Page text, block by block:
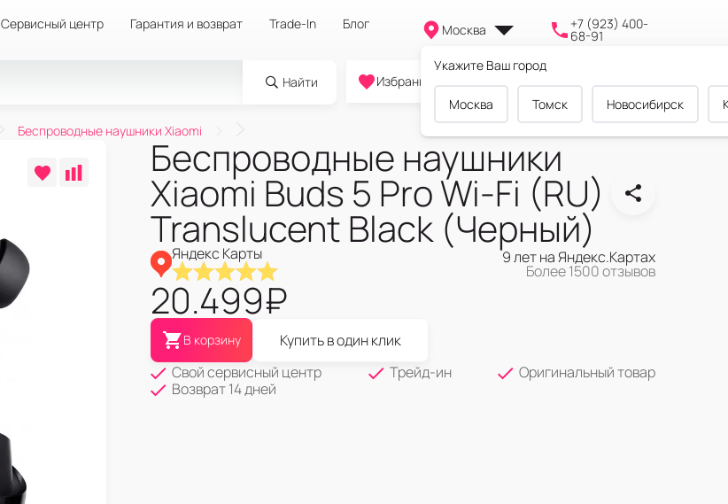
Сервисный центр Гарантия и возврат Trade-In Блог Москва
Укажите Ваш город
Москва Томск Новосибирск
+7 (923) 400-
68-91
Найти
0
Избранное Cравнение Корзина
Беспроводные наушники Xiaomi
Беспроводные наушники
Xiaomi Buds 5 Pro Wi-Fi (RU)
Translucent Black (Черный)
Яндекс Карты 9 лет на Яндекс.Картах
Более 1500 отзывов
20.499₽
В корзину
Купить в один клик
Свой сервисный центр
Трейд-ин
Оригинальный товар
Возврат 14 дней